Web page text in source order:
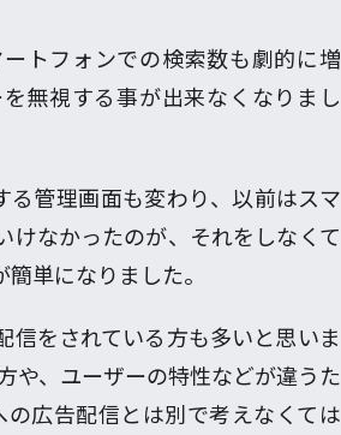
トフォンでの検索数も劇的に増
無視する事が出来なくなりまし
管理画面も変わり、以前はスマ
けなかったのが、それをしなくて
単になりました。
信をされている方も多いと思いま
や、ユーザーの特性などが違うた
広告配信とは別で考えなくては